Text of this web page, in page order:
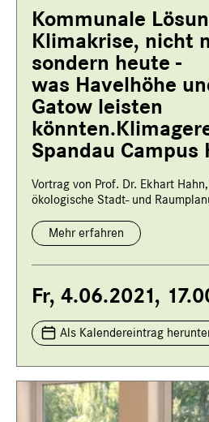
Kommunale
Klimakrise, nicht
sondern heute -
was Havelhöhe
Gatow leisten
Spandau Campus
Vortrag von Prof. Dr. Ekhart
ökologische Stadt- und
Mehr erfahren
Fr, 4.06.2021,
Als Kalendereintrag